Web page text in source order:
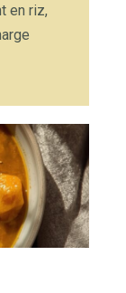
en riz,